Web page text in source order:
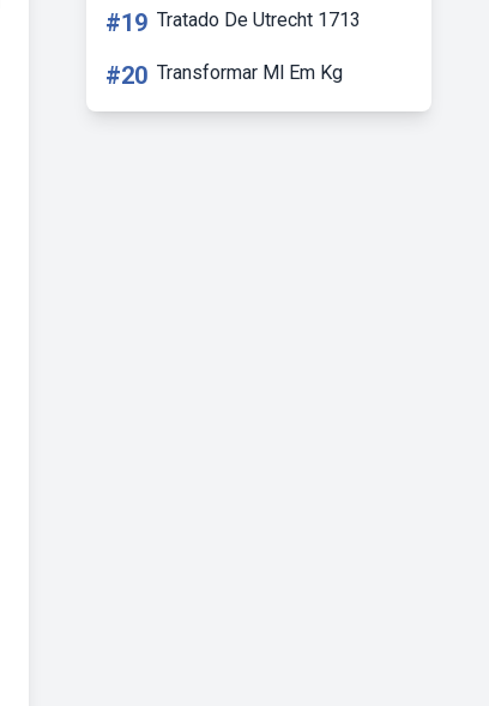
#19 Tratado De Utrecht 1713
#20 Transformar Ml Em Kg